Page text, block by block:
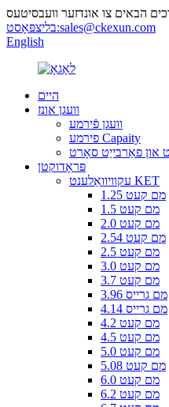
בליצפּאָסט:sales@ckexun.com
English
היים
וועגן אונז
וועגן פֿירמע
פירמע Capaity
און פאַרבייַט סאָרט
פּראָדוקטן
עקוויוואַלענט KET
1.25 מם קעט
1.5 מם קעט
2.0 מם קעט
2.54 מם קעט
2.5 מם קעט
3.0 מם קעט
3.7 מם קעט
3.96 מם גרייס
4.14 מם גרייס
4.2 מם קעט
4.5 מם קעט
5.0 מם קעט
5.08 מם קעט
6.0 מם קעט
6.2 מם קעט